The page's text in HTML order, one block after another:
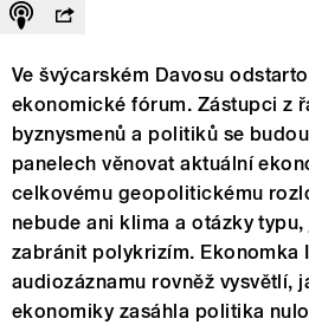
Ve švýcarském Davosu
ekonomické fórum. Zástupci z
byznysmenů a politiků se
panelech věnovat aktuální
celkovému geopolitickému
nebude ani klima a otázky
zabránit polykrizím. Ekonomka
audiozáznamu rovněž vysvětlí,
ekonomiky zasáhla politika